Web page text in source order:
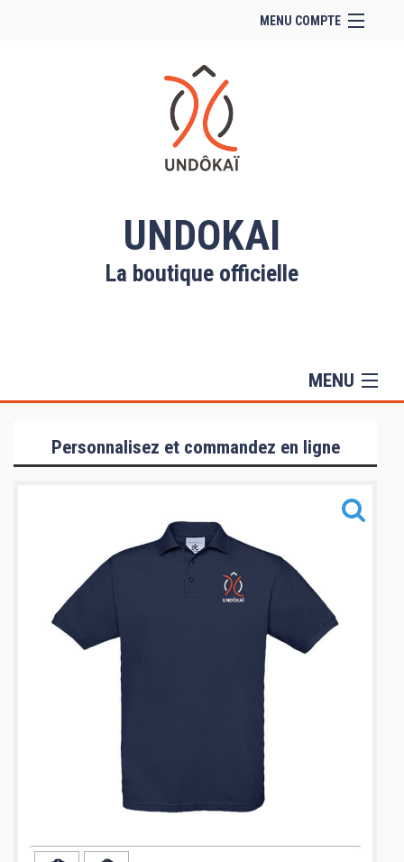
MENU COMPTE
Site Web du club
Facebook
Se connecter
Panier (vide)
UNDOKAI
La boutique officielle
MENU
Collection Femmes
Informations
Personnalisez et commandez en ligne